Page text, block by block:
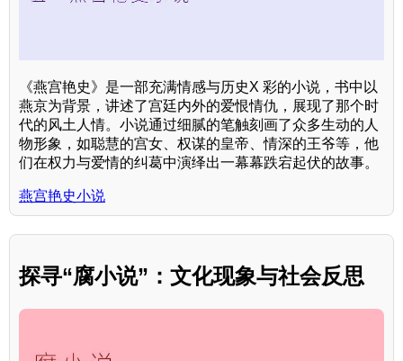
《燕宫艳史》是一部充满情感与历史X 彩的小说，书中以
燕京为背景，讲述了宫廷内外的爱恨情仇，展现了那个时
代的风土人情。小说通过细腻的笔触刻画了众多生动的人
物形象，如聪慧的宫女、权谋的皇帝、情深的王爷等，他
们在权力与爱情的纠葛中演绎出一幕幕跌宕起伏的故事。
燕宫艳史小说
探寻“腐小说”：文化现象与社会反思